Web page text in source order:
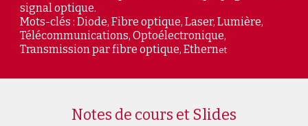
signal optique.
Mots-clés : Diode, Fibre optique, Laser, Lumière,
Télécommunications, Optoélectronique,
Transmission par fibre optique, Ethernet
Notes de cours et Slides